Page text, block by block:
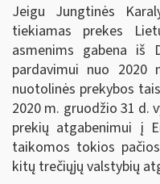
Jeigu Jungtinės
tiekiamas prekes
asmenims gabena
pardavimui nuo 2020
nuotolinės prekybos
2020 m. gruodžio 31 d.
prekių atgabenimui į
taikomos tokios
kitų trečiųjų valstybių